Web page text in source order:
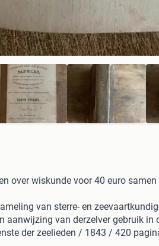
over wiskunde voor 40 euro samen
van sterre- en
aanwijzing van derzelver gebruik in
der zeelieden / 1843 / 420